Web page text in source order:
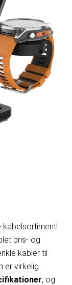
kabelsortiment!
pris- og
kabler til
er virkelig
, og